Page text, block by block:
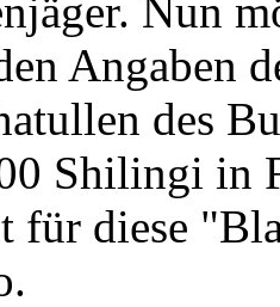
Nun
Angaben
des
Shilingi in
für diese